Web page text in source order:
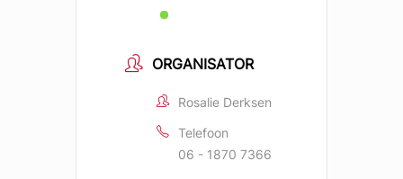
ORGANISATOR
Rosalie Derksen
Telefoon
06 - 1870 7366